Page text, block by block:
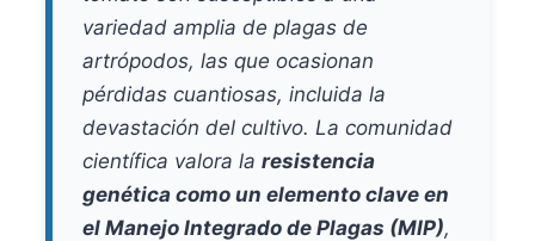
variedad amplia de plagas de
artrópodos, las que ocasionan
pérdidas cuantiosas, incluida la
devastación del cultivo. La comunidad
científica valora la resistencia
genética como un elemento clave en
el Manejo Integrado de Plagas (MIP),